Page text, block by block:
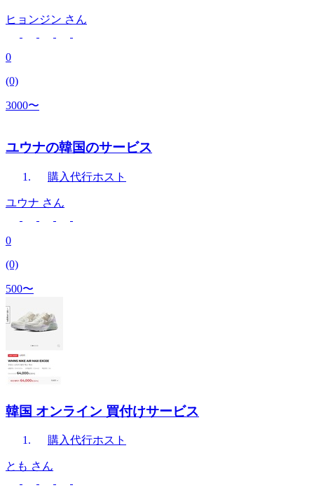
ヒョンジン さん
0
(0)
3000〜
ユウナの韓国のサービス
購入代行ホスト
ユウナ さん
0
(0)
500〜
韓国 オンライン 買付けサービス
購入代行ホスト
とも さん